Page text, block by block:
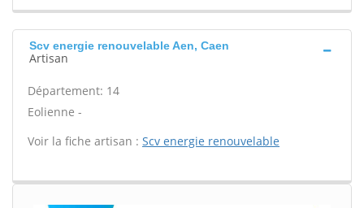
Scv energie renouvelable Aen, Caen
Artisan
Département: 14
Eolienne -
Voir la fiche artisan : Scv energie renouvelable